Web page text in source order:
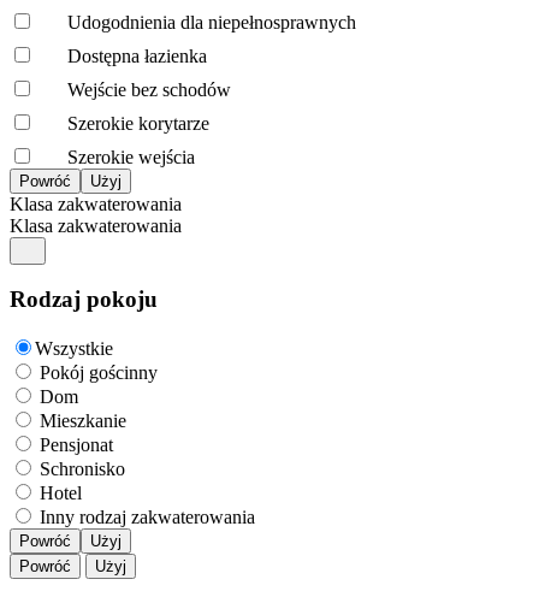
Udogodnienia dla niepełnosprawnych
Dostępna łazienka
Wejście bez schodów
Szerokie korytarze
Szerokie wejścia
Klasa zakwaterowania
Klasa zakwaterowania
Rodzaj pokoju
Wszystkie
Pokój gościnny
Dom
Mieszkanie
Pensjonat
Schronisko
Hotel
Inny rodzaj zakwaterowania
Powróć
Użyj
Powróć
Użyj